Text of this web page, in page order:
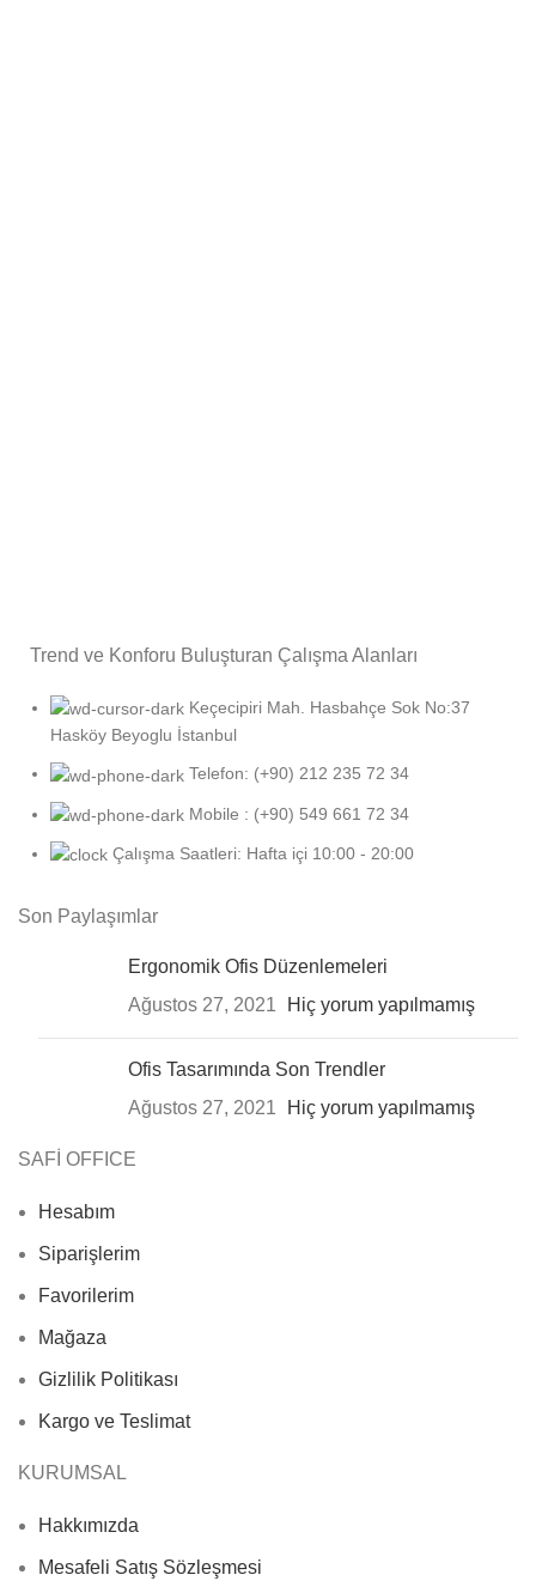
Trend ve Konforu Buluşturan Çalışma Alanları
Keçecipiri Mah. Hasbahçe Sok No:37
Hasköy Beyoglu İstanbul
Telefon: (+90) 212 235 72 34
Mobile : ‪(+90) 549 661 72 34‬
Çalışma Saatleri: Hafta içi 10:00 - 20:00
Son Paylaşımlar
Ergonomik Ofis Düzenlemeleri
Ağustos 27, 2021
Hiç yorum yapılmamış
Ofis Tasarımında Son Trendler
Ağustos 27, 2021
Hiç yorum yapılmamış
SAFİ OFFICE
Hesabım
Siparişlerim
Favorilerim
Mağaza
Gizlilik Politikası
Kargo ve Teslimat
KURUMSAL
Hakkımızda
Mesafeli Satış Sözleşmesi